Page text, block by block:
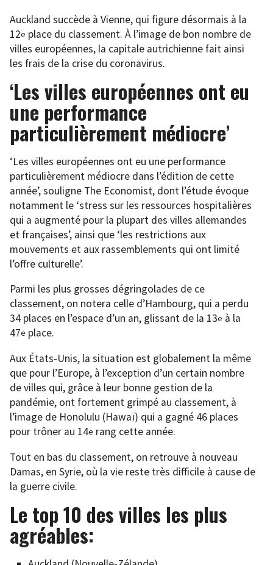
Auckland succède à Vienne, qui figure désormais à la
12e place du classement. À l’image de bon nombre de
villes européennes, la capitale autrichienne fait ainsi
les frais de la crise du coronavirus.
‘Les villes européennes ont eu
une performance
particulièrement médiocre’
‘Les villes européennes ont eu une performance
particulièrement médiocre dans l’édition de cette
année’, souligne The Economist, dont l’étude évoque
notamment le ‘stress sur les ressources hospitalières
qui a augmenté pour la plupart des villes allemandes
et françaises’, ainsi que ‘les restrictions aux
mouvements et aux rassemblements qui ont limité
l’offre culturelle’.
Parmi les plus grosses dégringolades de ce
classement, on notera celle d’Hambourg, qui a perdu
34 places en l’espace d’un an, glissant de la 13e à la
47e place.
Aux États-Unis, la situation est globalement la même
que pour l’Europe, à l’exception d’un certain nombre
de villes qui, grâce à leur bonne gestion de la
pandémie, ont fortement grimpé au classement, à
l’image de Honolulu (Hawaï) qui a gagné 46 places
pour trôner au 14e rang cette année.
Tout en bas du classement, on retrouve à nouveau
Damas, en Syrie, où la vie reste très difficile à cause de
la guerre civile.
Le top 10 des villes les plus
agréables: